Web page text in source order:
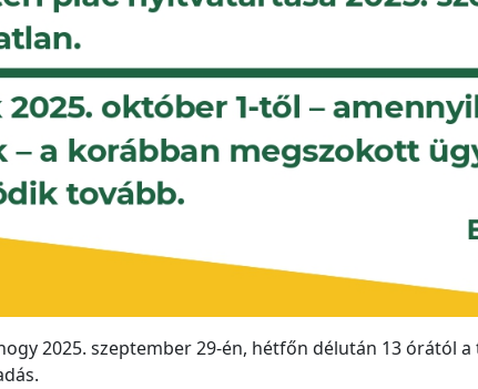
2025. szeptember 29-én, hétfőn délután 13 órától